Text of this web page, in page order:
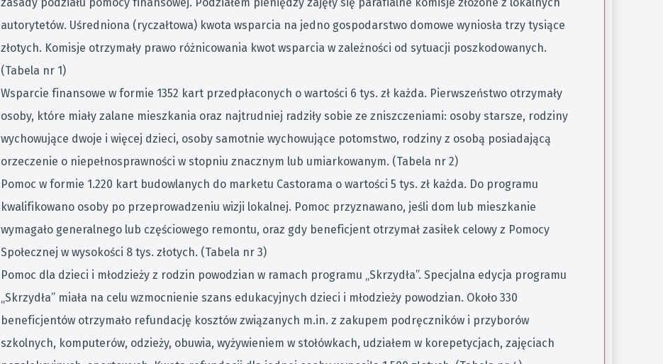
autorytetów. Uśredniona (ryczałtowa) kwota wsparcia na jedno gospodarstwo domowe wyniosła trzy tysiące
złotych. Komisje otrzymały prawo różnicowania kwot wsparcia w zależności od sytuacji poszkodowanych.
(Tabela nr 1)
Wsparcie finansowe w formie 1352 kart przedpłaconych o wartości 6 tys. zł każda. Pierwszeństwo otrzymały
osoby, które miały zalane mieszkania oraz najtrudniej radziły sobie ze zniszczeniami: osoby starsze, rodziny
wychowujące dwoje i więcej dzieci, osoby samotnie wychowujące potomstwo, rodziny z osobą posiadającą
orzeczenie o niepełnosprawności w stopniu znacznym lub umiarkowanym. (Tabela nr 2)
Pomoc w formie 1.220 kart budowlanych do marketu Castorama o wartości 5 tys. zł każda. Do programu
kwalifikowano osoby po przeprowadzeniu wizji lokalnej. Pomoc przyznawano, jeśli dom lub mieszkanie
wymagało generalnego lub częściowego remontu, oraz gdy beneficjent otrzymał zasiłek celowy z Pomocy
Społecznej w wysokości 8 tys. złotych. (Tabela nr 3)
Pomoc dla dzieci i młodzieży z rodzin powodzian w ramach programu „Skrzydła”. Specjalna edycja programu
„Skrzydła” miała na celu wzmocnienie szans edukacyjnych dzieci i młodzieży powodzian. Około 330
beneficjentów otrzymało refundację kosztów związanych m.in. z zakupem podręczników i przyborów
szkolnych, komputerów, odzieży, obuwia, wyżywieniem w stołówkach, udziałem w korepetycjach, zajęciach